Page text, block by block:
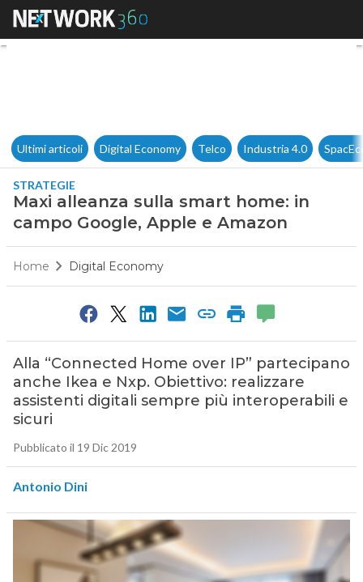
Maxi alleanza sulla smart
Ultimi articoli Digital Economy Telco Industria 4.0
STRATEGIE
Maxi alleanza sulla smart home: in
campo Google, Apple e Amazon
Home Digital Economy
Alla “Connected Home over IP” partecipano
anche Ikea e Nxp. Obiettivo: realizzare
assistenti digitali sempre più interoperabili e
sicuri
Pubblicato il 19 Dic 2019
Antonio Dini